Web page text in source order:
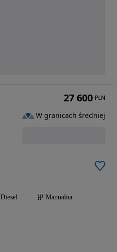
Diesel
Manualna
27 600 PLN
W granicach średniej